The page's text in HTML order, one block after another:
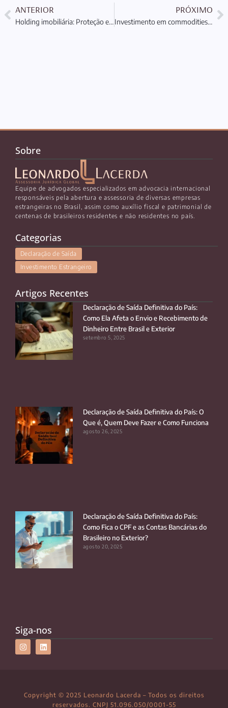
ANTERIOR
Holding imobiliária: Proteção e Planejamento Patrimonial
PRÓXIMO
Investimento em commodities: Proteção e Planejamento Patrimonial
Sobre
Equipe de advogados especializados em advocacia internacional
responsáveis pela abertura e assessoria de diversas empresas
estrangeiras no Brasil, assim como auxílio fiscal e patrimonial de
centenas de brasileiros residentes e não residentes no país.
Categorias
Declaração de Saída
Investimento Estrangeiro
Artigos Recentes
Declaração de Saída Definitiva do País:
Como Ela Afeta o Envio e Recebimento de
Dinheiro Entre Brasil e Exterior
setembro 5, 2025
Declaração de Saída Definitiva do País: O
Que é, Quem Deve Fazer e Como Funciona
agosto 26, 2025
Declaração de Saída Definitiva do País:
Como Fica o CPF e as Contas Bancárias do
Brasileiro no Exterior?
agosto 20, 2025
Siga-nos
Copyright © 2025 Leonardo Lacerda – Todos os direitos
reservados. CNPJ 51.096.050/0001-55